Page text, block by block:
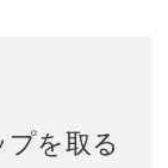
を取る